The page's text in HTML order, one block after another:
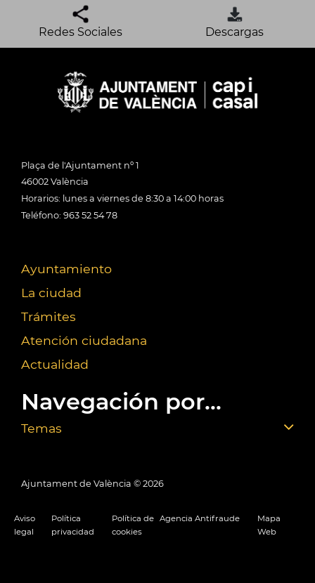
Redes Sociales Descargas
Plaça de l'Ajuntament nº 1
46002 València
Horarios: lunes a viernes de 8:30 a 14:00 horas
Teléfono: 963 52 54 78
Ayuntamiento
La ciudad
Trámites
Atención ciudadana
Actualidad
Navegación por...
Temas
Ajuntament de València © 2026
Aviso
legal
Política
privacidad
Política de
cookies
Agencia Antifraude
Mapa
Web